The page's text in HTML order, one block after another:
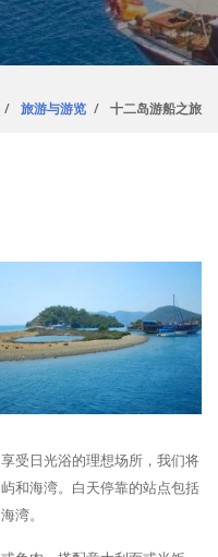
旅游与游览 十二岛游船之旅
受日光浴的理想场所，我们将
和海湾。白天停靠的站点包括
湾。